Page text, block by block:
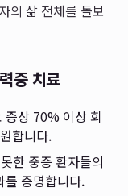
의 삶 전체를 돌보
증 치료
증상 70% 이상 회
합니다.
한 중증 환자들의
를 증명합니다.